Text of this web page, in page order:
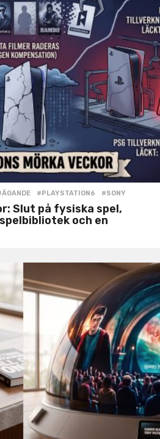
,#PLAYSTATION6 ,#SONY
Slut på fysiska spel,
och en